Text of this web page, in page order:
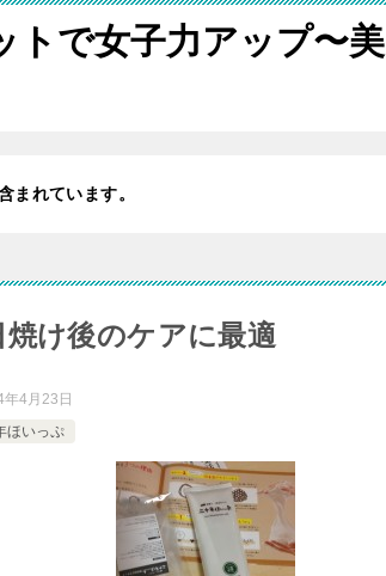
トで女子力アップ〜美
まれています。
け後のケアに最適
4月23日
ほいっぷ